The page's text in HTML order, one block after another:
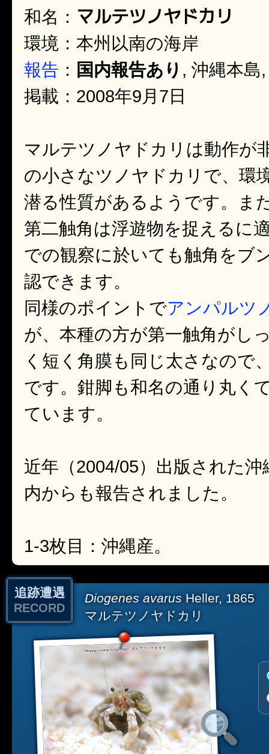
和名： マルテツノヤドカリ
環境：本州以南の海岸
報告 ： 国内報告あり , 沖縄本島
掲載：2008年9月7日
マルテツノヤドカリは動作が
の小さなツノヤドカリで、環
潜る性質があるようです。ま
第二触角は浮遊物を捉えるに
での観察に於いても触角をブ
認できます。
同様のポイントでアンパルツ
が、本種の方が第一触角がし
く短く角膜も同じ太さなので
です。鉗脚も和名の通り丸く
ています。
近年（2004/05）出版された
内からも報告されました。
1-3枚目：沖縄産。
追跡遭遇
RECORD
Diogenes avarus Heller, 1865
マルテツノヤドカリ